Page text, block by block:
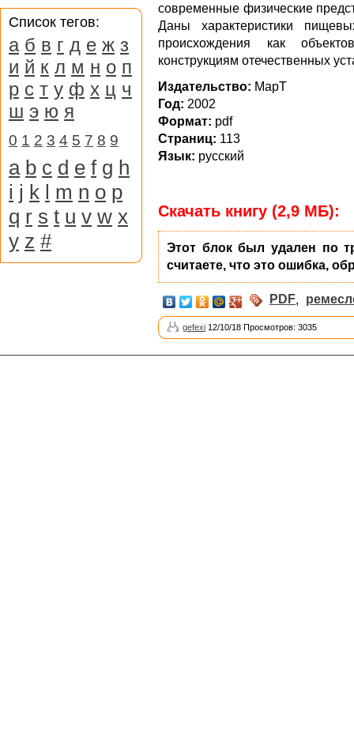
современные физические
Даны характеристики
происхождения как
конструкциям отечественных
Издательство: МарТ
Год: 2002
Формат: pdf
Страниц: 113
Язык: русский
Скачать книгу (2,9 МБ):
Этот блок был удален по
считаете, что это ошибка,
PDF,
gefexi 12/10/18 Просмотров: 3035
Список тегов:
а б в г д е ж з
и й к л м н о п
р с т у ф х ц ч
ш э ю я
0 1 2 3 4 5 7 8 9
a b c d e f g h
i j k l m n o p
q r s t u v w x
y z #